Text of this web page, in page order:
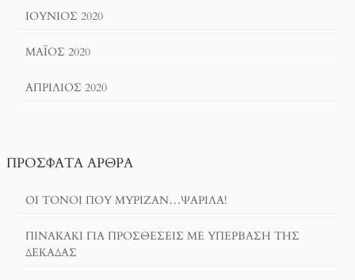
ΙΟΎΝΙΟΣ 2020
ΜΆΙΟΣ 2020
ΑΠΡΊΛΙΟΣ 2020
ΠΡΌΣΦΑΤΑ ΆΡΘΡΑ
ΟΙ ΤΌΝΟΙ ΠΟΥ ΜΎΡΙΖΑΝ…ΨΑΡΊΛΑ!
ΠΙΝΑΚΆΚΙ ΓΙΑ ΠΡΟΣΘΈΣΕΙΣ ΜΕ ΥΠΈΡΒΑΣΗ ΤΗΣ
ΔΕΚΆΔΑΣ